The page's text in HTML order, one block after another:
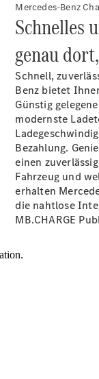
Extras
laden
Räder
Mercedes-Benz
Schnelles
genau
Schnell,
Benz bietet
Günstig
modernste
Bezahlung.
einen
Fahrzeug und
erhalten
die nahtlose
MB.CHARGE